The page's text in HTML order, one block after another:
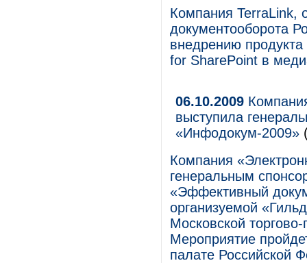
Компания TerraLink,
документооборота
внедрению
for SharePoint в
06.10.2009
выступила
«Инфодокум-2009»
Компания
генеральным
«Эффективный
организуемой
Московской
Мероприятие
палате Российской